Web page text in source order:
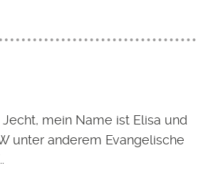
mein Name ist Elisa und
unter anderem Evangelische